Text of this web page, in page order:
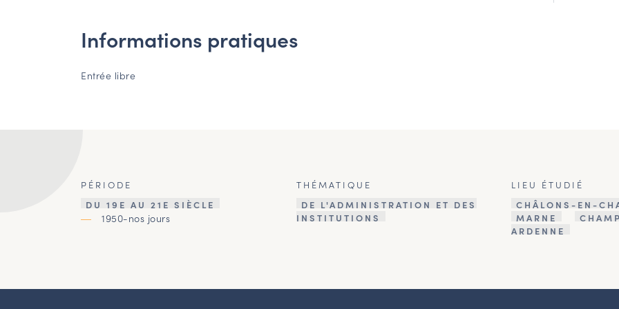
Informations pratiques
Entrée libre
PÉRIODE
DU 19E AU 21E SIÈCLE
1950-nos jours
THÉMATIQUE
DE L'ADMINISTRATION ET DES
INSTITUTIONS
LIEU ÉTUDIÉ
CHÂLONS-EN-
MARNE
ARDENNE